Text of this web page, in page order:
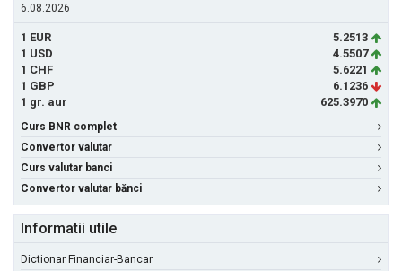
6.08.2026
1 EUR
5.2513
1 USD
4.5507
1 CHF
5.6221
1 GBP
6.1236
1 gr. aur
625.3970
Curs BNR complet
Convertor valutar
Curs valutar banci
Convertor valutar bănci
Informatii utile
Dictionar Financiar-Bancar